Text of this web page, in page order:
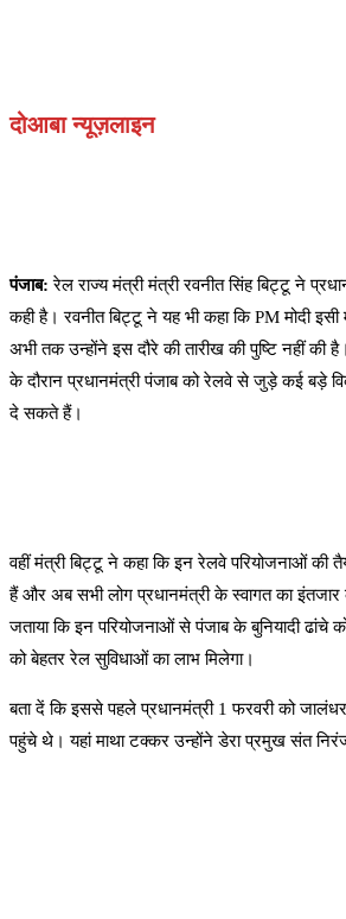
दोआबा न्यूज़लाइन
पंजाब:रेल राज्य मंत्री मंत्री रवनीत सिंह बिट्टू ने
कही है। रवनीत बिट्टू ने यह भी कहा कि PM मोदी
अभी तक उन्होंने इस दौरे की तारीख की पुष्टि नहीं की
के दौरान प्रधानमंत्री पंजाब को रेलवे से जुड़े कई बड़े
दे सकते हैं।
वहीं मंत्री बिट्टू ने कहा कि इन रेलवे परियोजनाओं की
हैं और अब सभी लोग प्रधानमंत्री के स्वागत का इंतजार
जताया कि इन परियोजनाओं से पंजाब के बुनियादी ढांचे
को बेहतर रेल सुविधाओं का लाभ मिलेगा।
बता दें कि इससे पहले प्रधानमंत्री 1 फरवरी को
पहुंचे थे। यहां माथा टक्कर उन्होंने डेरा प्रमुख संत